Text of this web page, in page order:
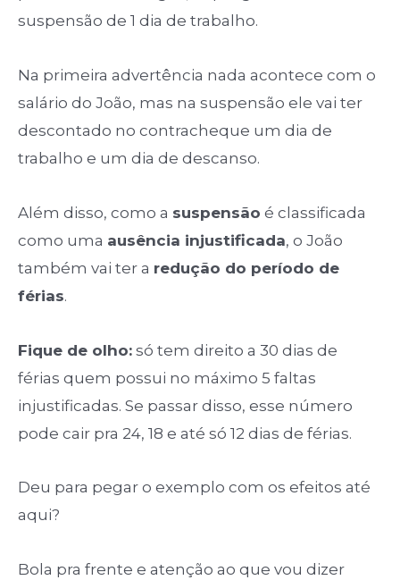
suspensão de 1 dia de trabalho.
Na primeira advertência nada acontece com o
salário do João, mas na suspensão ele vai ter
descontado no contracheque um dia de
trabalho e um dia de descanso.
Além disso, como a suspensão é classificada
como uma ausência injustificada, o João
também vai ter a redução do período de
férias.
Fique de olho: só tem direito a 30 dias de
férias quem possui no máximo 5 faltas
injustificadas. Se passar disso, esse número
pode cair pra 24, 18 e até só 12 dias de férias.
Deu para pegar o exemplo com os efeitos até
aqui?
Bola pra frente e atenção ao que vou dizer